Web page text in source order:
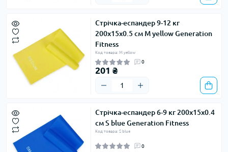
Стрічка-еспандер 9-12 кг
200х15х0.5 см M yellow Generation
Fitness
Код товара: M yellow
0
201 ₴
Стрічка-еспандер 6-9 кг 200х15х0.4
см S blue Generation Fitness
Код товара: S blue
0